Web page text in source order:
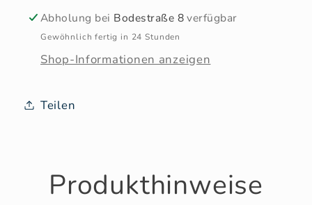
Abholung bei Bodestraße 8verfügbar
Gewöhnlich fertig in 24 Stunden
Shop-Informationen anzeigen
Teilen
Produkthinweise